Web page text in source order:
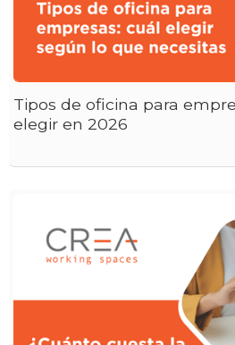
Tipos de oficina para
elegir en 2026